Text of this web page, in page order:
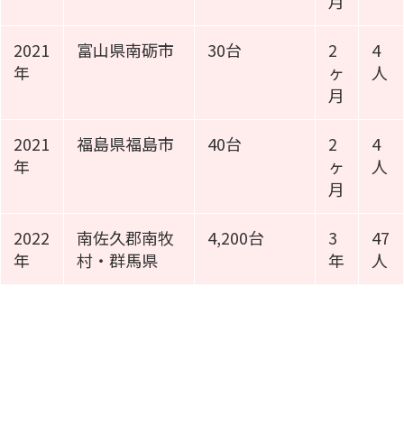
2021
年
富山県南砺市 30台
2
ヶ
月
4
人
2021
年
福島県福島市 40台
2
ヶ
月
4
人
2022
年
南佐久郡南牧
村・群馬県
4,200台
3
年
47
人